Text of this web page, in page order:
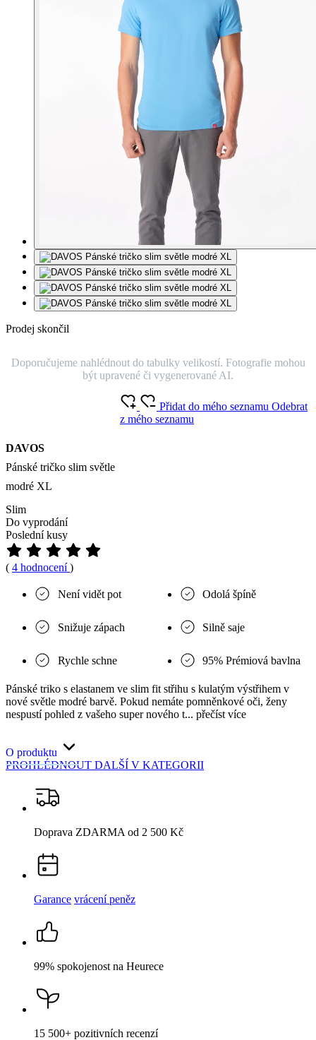
Prodej skončil
Doporučujeme nahlédnout do tabulky velikostí. Fotografie mohou
být upravené či vygenerované AI.
DAVOS
Pánské tričko slim světle
modré XL
Přidat do mého seznamu Odebrat
z mého seznamu
Slim
Do vyprodání
Poslední kusy
( 4 hodnocení)
Není vidět pot Odolá špíně
Snižuje zápach Silně saje
Rychle schne 95% Prémiová bavlna
Pánské triko s elastanem ve slim fit střihu s kulatým výstřihem v
nové světle modré barvě. Pokud nemáte pomněnkové oči, ženy
nespustí pohled z vašeho super nového t... přečíst více
O produktu
PROHLÉDNOUT DALŠÍ V KATEGORII
Doprava ZDARMA od 2 500 Kč
Garance vrácení peněz
99% spokojenost na Heurece
15 500+ pozitivních recenzí